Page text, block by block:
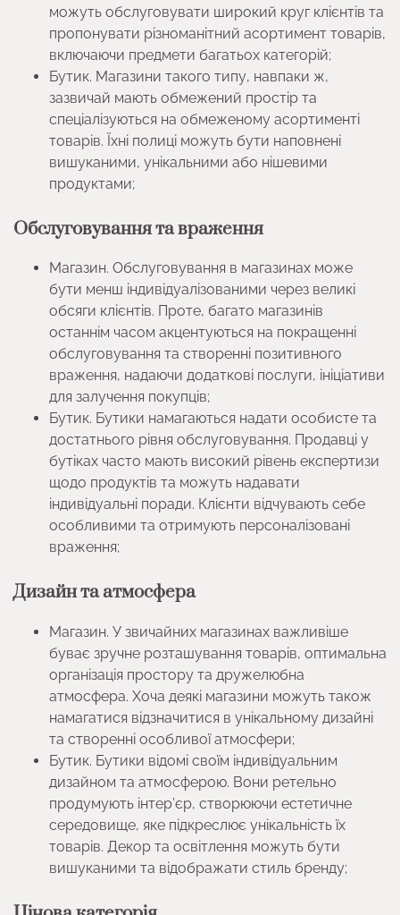
можуть обслуговувати широкий круг клієнтів та
пропонувати різноманітний асортимент товарів,
включаючи предмети багатьох категорій;
Бутик. Магазини такого типу, навпаки ж,
зазвичай мають обмежений простір та
спеціалізуються на обмеженому асортименті
товарів. Їхні полиці можуть бути наповнені
вишуканими, унікальними або нішевими
продуктами;
Обслуговування та враження
Магазин. Обслуговування в магазинах може
бути менш індивідуалізованими через великі
обсяги клієнтів. Проте, багато магазинів
останнім часом акцентуються на покращенні
обслуговування та створенні позитивного
враження, надаючи додаткові послуги, ініціативи
для залучення покупців;
Бутик. Бутики намагаються надати особисте та
достатнього рівня обслуговування. Продавці у
бутіках часто мають високий рівень експертизи
щодо продуктів та можуть надавати
індивідуальні поради. Клієнти відчувають себе
особливими та отримують персоналізовані
враження;
Дизайн та атмосфера
Магазин. У звичайних магазинах важливіше
буває зручне розташування товарів, оптимальна
організація простору та дружелюбна
атмосфера. Хоча деякі магазини можуть також
намагатися відзначитися в унікальному дизайні
та створенні особливої атмосфери;
Бутик. Бутики відомі своїм індивідуальним
дизайном та атмосферою. Вони ретельно
продумують інтер’єр, створюючи естетичне
середовище, яке підкреслює унікальність їх
товарів. Декор та освітлення можуть бути
вишуканими та відображати стиль бренду;